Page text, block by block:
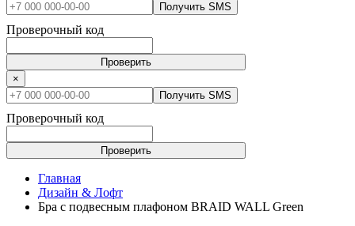
Получить SMS
Проверочный код
Проверить
×
Получить SMS
Проверочный код
Проверить
Главная
Дизайн & Лофт
Бра с подвесным плафоном BRAID WALL Green